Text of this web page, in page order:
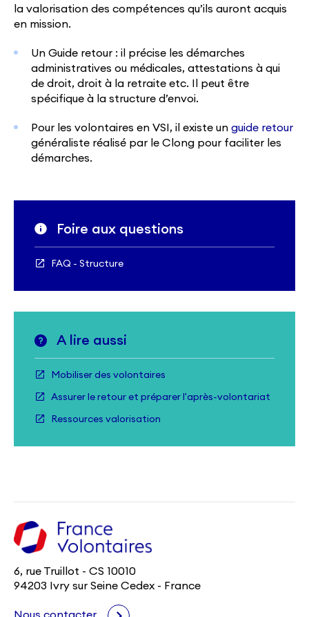
la valorisation des compétences qu’ils auront acquis
en mission.
Un Guide retour : il précise les démarches
administratives ou médicales, attestations à qui
de droit, droit à la retraite etc. Il peut être
spécifique à la structure d’envoi.
Pour les volontaires en VSI, il existe un guide retour
généraliste réalisé par le Clong pour faciliter les
démarches.
Foire aux questions
FAQ - Structure
A lire aussi
Mobiliser des volontaires
Assurer le retour et préparer l'après-volontariat
Ressources valorisation
6, rue Truillot - CS 10010
94203 Ivry sur Seine Cedex - France